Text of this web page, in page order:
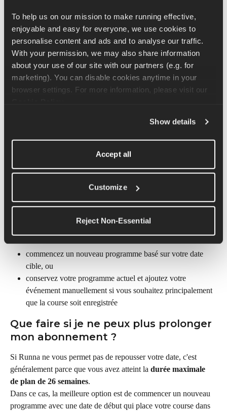
To help us on our mission to make running effective,
enjoyable and easy for everyone, we use cookies to
personalise content and ads and to analyse our traffic.
With your permission, we may also share information
about your use of our site with our partners (e.g. for
marketing). You can disable cookies anytime in your
Show details
Accept all
Customize
Reject Non-Essential
Choisissez une date 1 à 2 semaines plus tard
Essayez des dates proches, par exemple +7 jours ou +14
jours
Vérifiez si une course B existante crée un conflit
Décaler votre course un peu plus tard donne souvent au
Pourquoi certaines dates sont-elles
grisées lorsque j'essaie de modifier la
date de fin du programme ?
Les dates grisées signifient généralement que le plan
sûr et efficace.
Si vous avez besoin de terminer votre programme plus tôt, la
meilleure option est souvent de :
commencez un nouveau programme basé sur votre date
cible, ou
conservez votre programme actuel et ajoutez votre
événement manuellement si vous souhaitez principalement
que la course soit enregistrée
Que faire si je ne peux plus prolonger
mon abonnement ?
Si Runna ne vous permet pas de repousser votre date, c'est
généralement parce que vous avez atteint la durée maximale
de plan de 26 semaines.
Dans ce cas, la meilleure option est de commencer un nouveau
programme avec une date de début qui place votre course dans